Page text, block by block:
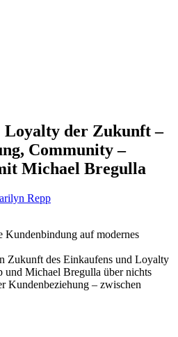
Loyalty der Zukunft –
Community –
Michael Bregulla
Repp
Kundenbindung auf modernes
Zukunft des Einkaufens und Loyalty
und Michael Bregulla über nichts
Kundenbeziehung – zwischen